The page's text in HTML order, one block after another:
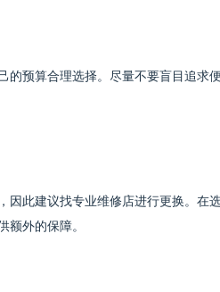
的预算合理选择。尽量不要盲目追求
因此建议找专业维修店进行更换。在
额外的保障。